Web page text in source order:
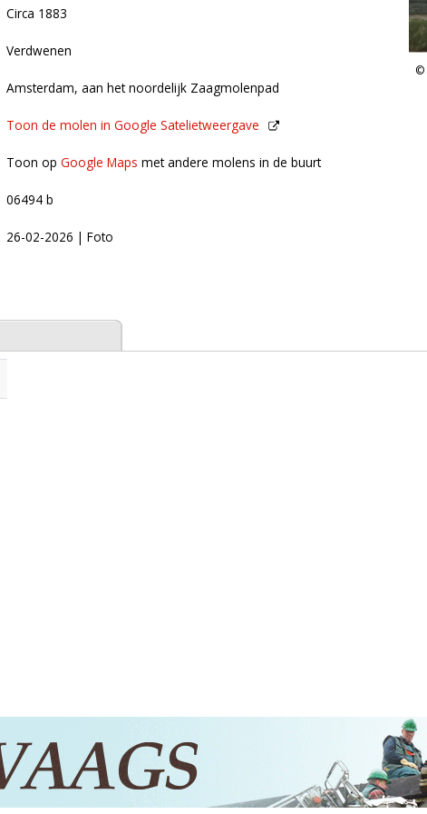
circa 1883
verdwenen
Amsterdam, aan het noordelijk Zaagmolenpad
Toon de molen in Google Satelietweergave
molens in de buurt
Toon op Google Maps met andere molens in de buurt
06494 b
26-02-2026 | Foto